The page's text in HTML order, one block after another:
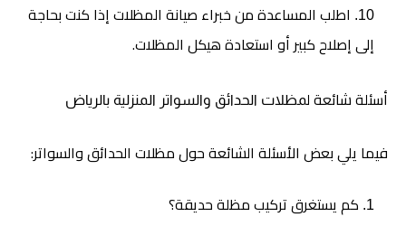
اطلب المساعدة من خبراء صيانة المظلات إذا كنت بحاجة
إلى إصلاح كبير أو استعادة هيكل المظلات.
أسئلة شائعة لمظلات الحدائق والسواتر المنزلية بالرياض
فيما يلي بعض الأسئلة الشائعة حول مظلات الحدائق والسواتر:
كم يستغرق تركيب مظلة حديقة؟